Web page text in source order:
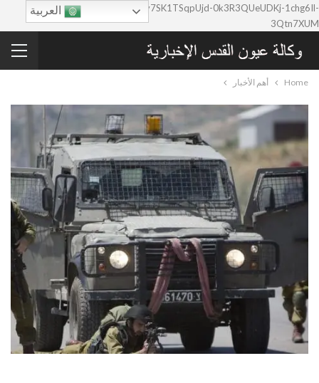
google-site-verification=0y7SK1TSqpUjd-0k3R3QUeUDKj-1chg6Il-
3Qtn7XUM
Home أهم الأخبار
العربية